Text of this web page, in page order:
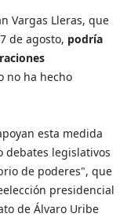
Vargas Lleras, que
de agosto, podría
no ha hecho
esta medida
debates legislativos
de poderes", que
presidencial
de Álvaro Uribe